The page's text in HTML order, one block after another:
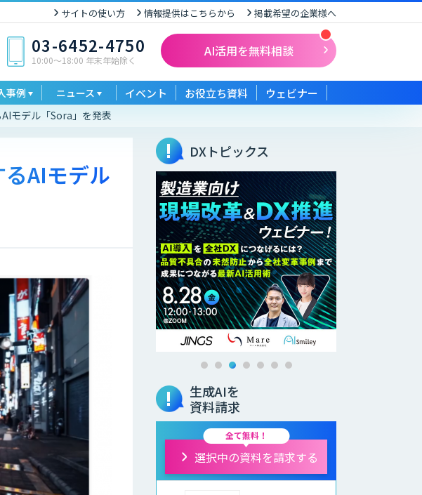
サイトの使い方 情報提供はこちらから 掲載希望の企業様へ
03-6452-4750
10:00〜18:00 年末年始除く
AI活用を無料相談
事例 ニュース イベント お役立ち資料 ウェビナー
モデル「Sora」を発表
AIモデル
DXトピックス
生成AIを
資料請求
全て無料！
選択中の資料を請求する